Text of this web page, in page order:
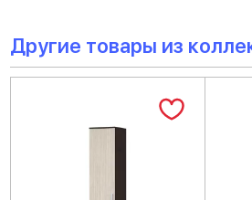
Другие товары из